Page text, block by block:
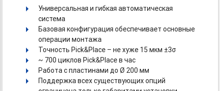
Универсальная и гибкая автоматическая
система
Базовая конфигурация обеспечивает основные
операции монтажа
Точность Pick&Place – не хуже 15 мкм ±3σ
~ 700 циклов Pick&Place в час
Работа с пластинами до Ø 200 мм
Поддержка всех существующих опций